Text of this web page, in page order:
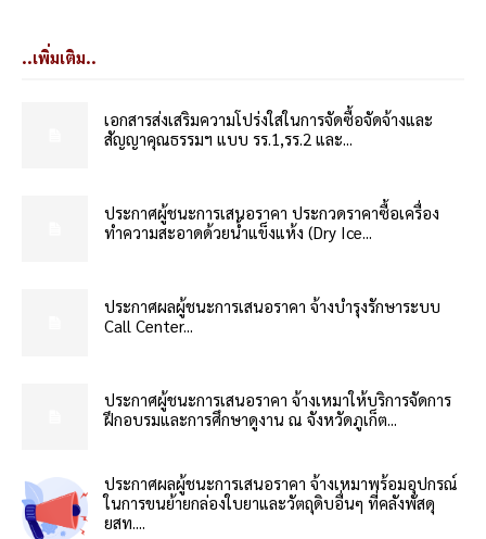
..เพิ่มเติม..
เอกสารส่งเสริมความโปร่งใสในการจัดซื้อจัดจ้างและ
สัญญาคุณธรรมฯ แบบ รร.1,รร.2 และ...
ประกาศผู้ชนะการเสนอราคา ประกวดราคาซื้อเครื่อง
ทำความสะอาดด้วยน้ำแข็งแห้ง (Dry Ice...
ประกาศผลผู้ชนะการเสนอราคา จ้างบำรุงรักษาระบบ
Call Center...
ประกาศผู้ชนะการเสนอราคา จ้างเหมาให้บริการจัดการ
ฝึกอบรมและการศึกษาดูงาน ณ จังหวัดภูเก็ต...
ประกาศผลผู้ชนะการเสนอราคา จ้างเหมาพร้อมอุปกรณ์
ในการขนย้ายกล่องใบยาและวัตถุดิบอื่นๆ ที่คลังพัสดุ
ยสท....